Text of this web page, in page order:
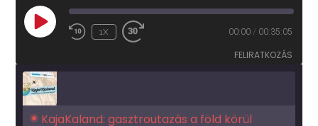
PLAY
EPISODE
1X 00:00 / 00:35:05
FELIRATKOZÁS
KajaKaland: gasztroutazás a föld körül